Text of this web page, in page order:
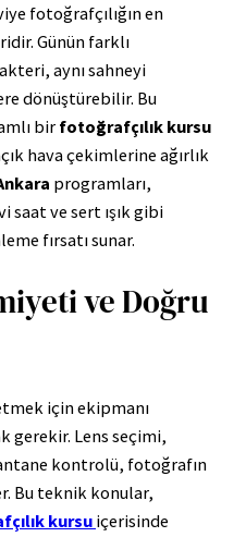
fotoğrafçılığın en
Günün farklı
aynı sahneyi
dönüştürebilir. Bu
bir fotoğrafçılık kursu
hava çekimlerine ağırlık
programları,
saat ve sert ışık gibi
fırsatı sunar.
ve Doğru
için ekipmanı
gerekir. Lens seçimi,
kontrolü, fotoğrafın
Bu teknik konular,
kursuiçerisinde